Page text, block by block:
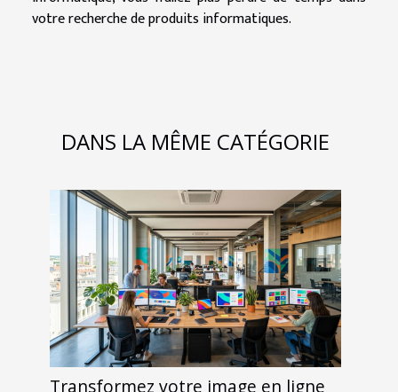
votre recherche de produits informatiques.
DANS LA MÊME CATÉGORIE
Transformez votre image en ligne